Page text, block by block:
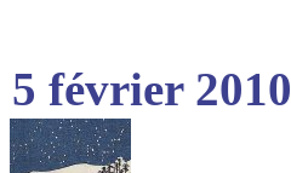
5 février 2010